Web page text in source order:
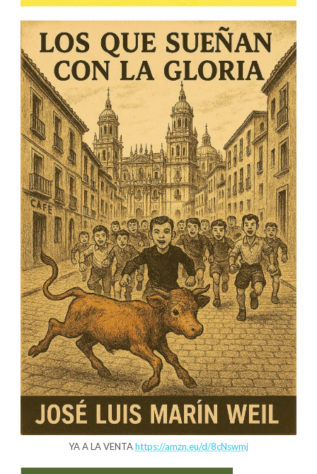
YA A LA VENTAhttps://amzn.eu/d/8cNswmj